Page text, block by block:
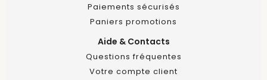
Paiements sécurisés
Paniers promotions
Aide & Contacts
Questions fréquentes
Votre compte client